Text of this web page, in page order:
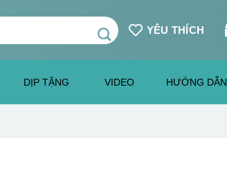
YÊU THÍCH
DỊP TẶNG VIDEO HƯỚNG DẪN